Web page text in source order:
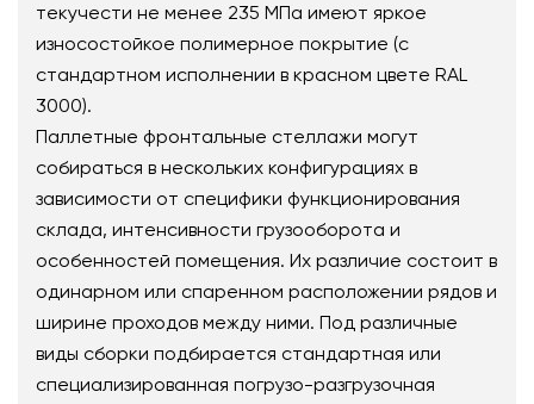
текучести не менее 235 МПа имеют яркое
износостойкое полимерное покрытие (с
стандартном исполнении в красном цвете RAL
3000).
Паллетные фронтальные стеллажи могут
собираться в нескольких конфигурациях в
зависимости от специфики функционирования
склада, интенсивности грузооборота и
особенностей помещения. Их различие состоит в
одинарном или спаренном расположении рядов и
ширине проходов между ними. Под различные
виды сборки подбирается стандартная или
специализированная погрузо-разгрузочная